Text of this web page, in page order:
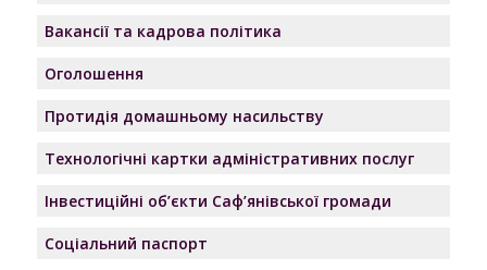
Вакансії та кадрова політика
Оголошення
Протидія домашньому насильству
Технологічні картки адміністративних послуг
Інвестиційні об’єкти Саф’янівської громади
Соціальний паспорт